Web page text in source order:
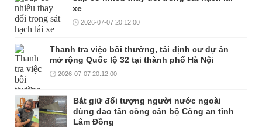
xe
2026-07-07 20:12:00
Thanh tra việc bồi thường, tái định cư dự án
mở rộng Quốc lộ 32 tại thành phố Hà Nội
2026-07-07 20:12:00
Bắt giữ đối tượng người nước ngoài
dùng dao tấn công cán bộ Công an tỉnh
Lâm Đồng